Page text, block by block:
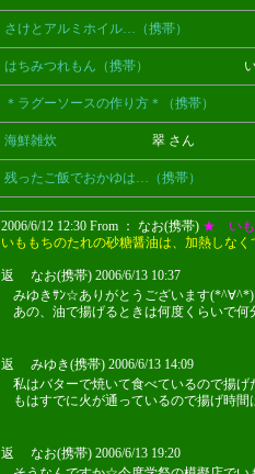
さけとアルミホイル…（携帯） みか
はちみつれもん（携帯） いおり(
＊ラグーソースの作り方＊（携帯） ま
海鮮雑炊 翠 さん
残ったご飯でおかゆは…（携帯） み
2006/6/12 12:30 From ： なお(携帯) ★ いも
いももちのたれの砂糖醤油は、加熱しなく
返 なお(携帯) 2006/6/13 10:37
みゆきｻﾝ☆ありがとうございます(*^∀^*)
あの、油で揚げるときは何度くらいで何
返 みゆき(携帯) 2006/6/13 14:09
私はバターで焼いて食べているので揚
もはすでに火が通っているので揚げ時間
返 なお(携帯) 2006/6/13 19:20